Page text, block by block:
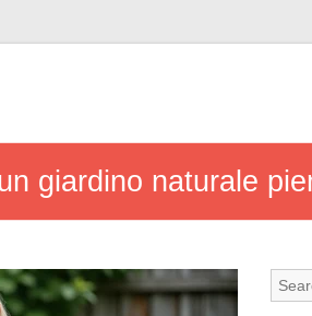
giardino naturale